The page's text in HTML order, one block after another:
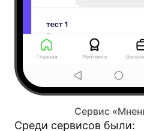
Сервис
Среди сервисов были: